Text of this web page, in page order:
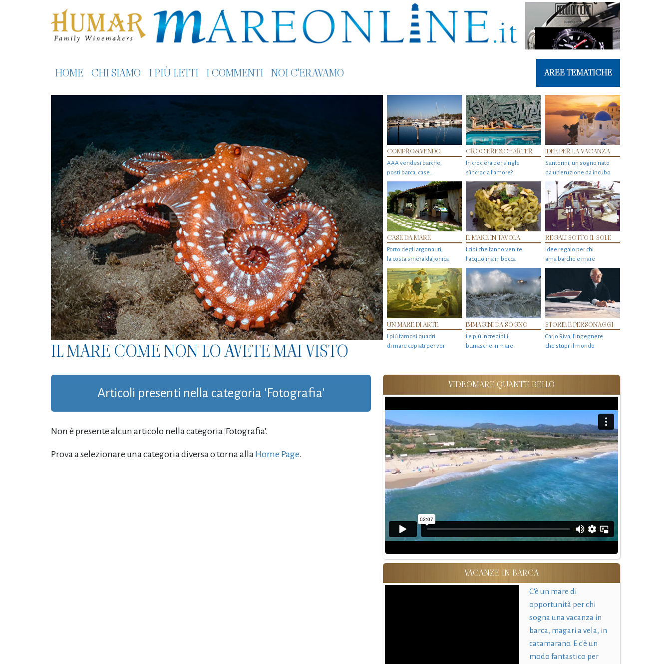
HOME CHI SIAMO I PIÙ LETTI I COMMENTI NOI C'ERAVAMO AREE TEMATICHE
IL MARE COME NON LO AVETE MAI VISTO
COMPRO&VENDO
AAA vendesi barche,
posti barca, case…
CROCIERE&CHARTER
In crociera per single
s'incrocia l’amore?
IDEE PER LA VACANZA
Santorini, un sogno nato
da un’eruzione da incubo
CASE DA MARE
Porto degli argonauti,
la costa smeralda jonica
IL MARE IN TAVOLA
I cibi che fanno venire
l’acquolina in bocca
REGALI SOTTO IL SOLE
Idee regalo per chi
ama barche e mare
UN MARE DI ARTE
I più famosi quadri
di mare copiati per voi
IMMAGINI DA SOGNO
Le più incredibili
burrasche in mare
STORIE E PERSONAGGI
Carlo Riva, l’ingegnere
che stupi' il mondo
Articoli presenti nella categoria 'Fotografia'
Non è presente alcun articolo nella categoria 'Fotografia'.
Prova a selezionare una categoria diversa o torna alla Home Page.
VIDEOMARE QUANT'È BELLO
VACANZE IN BARCA
C'è un mare di
opportunità per chi
sogna una vacanza in
barca, magari a vela, in
catamarano. E c'è un
modo fantastico per